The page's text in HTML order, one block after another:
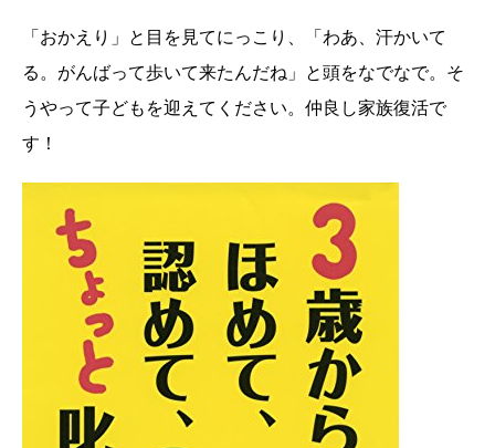
「おかえり」と目を見てにっこり、「わあ、汗かいて
る。がんばって歩いて来たんだね」と頭をなでなで。そ
うやって子どもを迎えてください。仲良し家族復活で
す！